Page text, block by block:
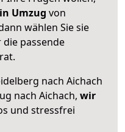
Umzug von
wählen Sie sie
passende
nach Aichach
nach Aichach, wir
und stressfrei